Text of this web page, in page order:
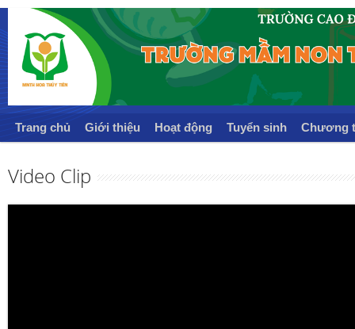
Trang chủ Giới thiệu Hoạt động Tuyển sinh Chương
Video Clip